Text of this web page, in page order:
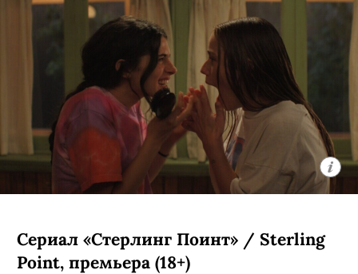
Аниме-сериал, основанный на первом
эпизоде антологии «Звездные войны:
Видения» — история строится вокруг
юной девушки-джедая Кары, которая
ищет себе подобных по всей галактике.
Автором проекта стал Кэндзи Камияма
(главная его работа — «Призрак в
доспехах: Синдром одиночки»).